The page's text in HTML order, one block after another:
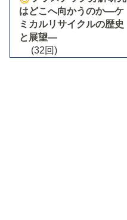
はどこへ向かうのか―ケ
ミカルリサイクルの歴史
と展望―
(32回)